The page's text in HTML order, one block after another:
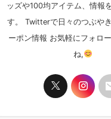
ッズや100均アイテム、情報
す。 Twitterで日々のつぶや
ーポン情報 お気軽にフォロ
ね,